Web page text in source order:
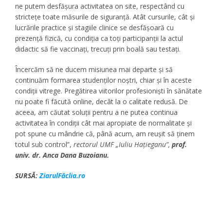
ne putem desfășura activitatea on site, respectând cu
strictețe toate măsurile de siguranță. Atât cursurile, cât și
lucrările practice și stagiile clinice se desfășoară cu
prezență fizică, cu condiția ca toți participanții la actul
didactic să fie vaccinați, trecuți prin boală sau testați.
Încercăm să ne ducem misiunea mai departe și să
continuăm formarea studenților noștri, chiar și în aceste
condiții vitrege. Pregătirea viitorilor profesioniști în sănătate
nu poate fi făcută online, decât la o calitate redusă. De
aceea, am căutat soluții pentru a ne putea continua
activitatea în condiții cât mai apropiate de normalitate și
pot spune cu mândrie că, până acum, am reușit să ținem
totul sub control”,rectorul UMF „Iuliu Hațieganu”,prof.
univ. dr. Anca Dana Buzoianu.
SURSĂ:ZiarulFăclia.ro